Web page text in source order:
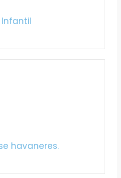
havaneres.